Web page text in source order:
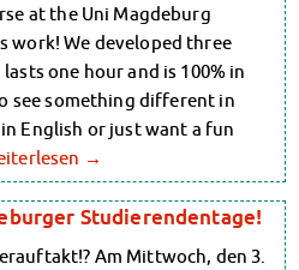
at the Uni Magdeburg
work! We developed three
one hour and is 100% in
see something different in
English or just want a fun
→
Studierendentage!
Am Mittwoch, den 3.